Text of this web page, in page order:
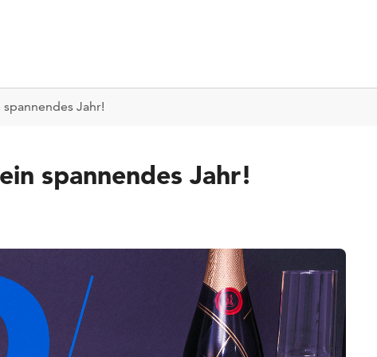
Jahr!
spannendes Jahr!